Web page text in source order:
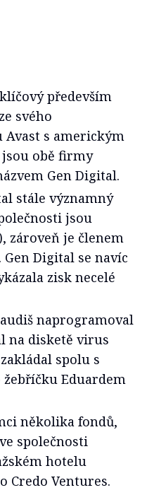
především
svého
s americkým
obě firmy
Gen Digital.
stále významný
jsou
zároveň je členem
Digital se navíc
zisk necelé
naprogramoval
na disketě virus
spolu s
Eduardem
několika fondů,
společnosti
hotelu
Credo Ventures.